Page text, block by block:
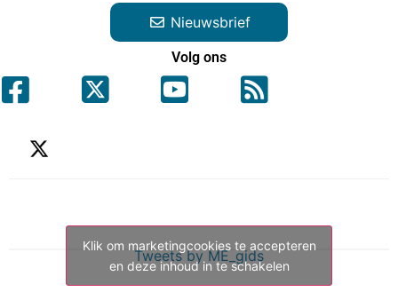
Nieuwsbrief
Volg ons
Tweets by ME_gids
Klik om marketingcookies te accepteren
en deze inhoud in te schakelen